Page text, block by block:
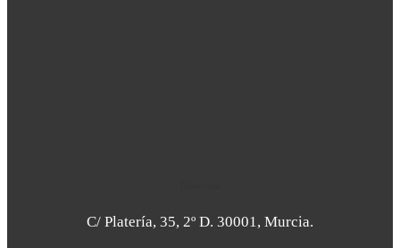
C/ Platería, 35, 2º D. 30001, Murcia.